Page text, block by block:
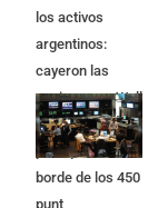
los activos
argentinos:
cayeron las
acciones en Wall
Street y el riesgo
país quedó al
borde de los 450
punt